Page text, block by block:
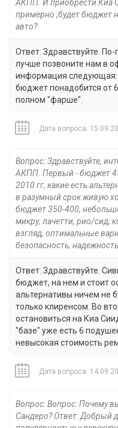
АКПП. И приобрести Киа
примерно ,будет бюджет
авто?
Ответ: Здравствуйте.
лучше позвоните нам в
информация следующая:
бюджет понадобится от
полном "фарше".
Дата вопроса:
Вопрос: Здравствуйте,
АКПП. Первый - бюджет
2010 гг, какие есть
в разумный срок живую
бюджет 350-400,
микру, лачетти, рио/сид,
взгляд, оптимальные
безопасность,
Ответ: Здравствуйте.
бюджет, на нем и стоит
альтернативы ничем не
только клиренсом. Во
остановиться на Киа
"базе" уже есть 6
невысокая стоимость
Дата вопроса:
Вопрос: Вопрос: Почему
Сандеро? Ответ: Добрый